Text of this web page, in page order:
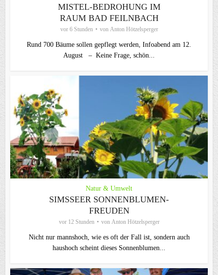
MISTEL-BEDROHUNG IM
RAUM BAD FEILNBACH
vor 6 Stunden von Anton Hötzelsperger
Rund 700 Bäume sollen gepflegt werden, Infoabend am 12.
August – Keine Frage, schön...
Natur & Umwelt
SIMSSEER SONNENBLUMEN-
FREUDEN
vor 12 Stunden von Anton Hötzelsperger
Nicht nur mannshoch, wie es oft der Fall ist, sondern auch
haushoch scheint dieses Sonnenblumen...